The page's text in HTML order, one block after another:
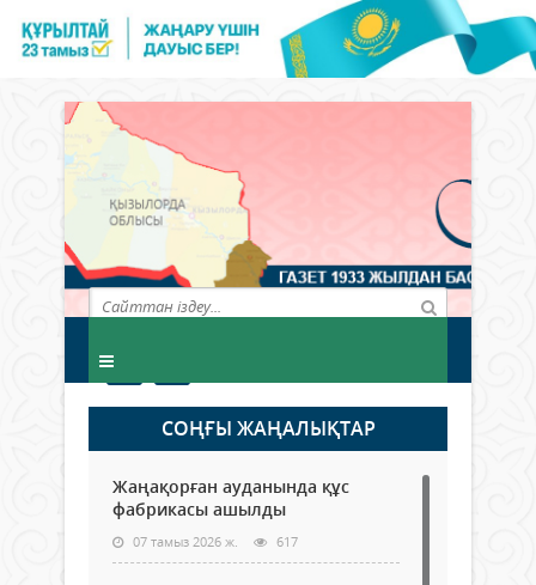
СОҢҒЫ ЖАҢАЛЫҚТАР
Жаңақорған ауданында құс
фабрикасы ашылды
07 тамыз 2026 ж. 617